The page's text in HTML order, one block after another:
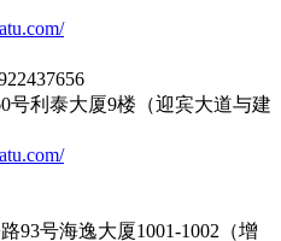
号利泰大厦9楼（迎宾大道与建
93号海逸大厦1001-1002（增